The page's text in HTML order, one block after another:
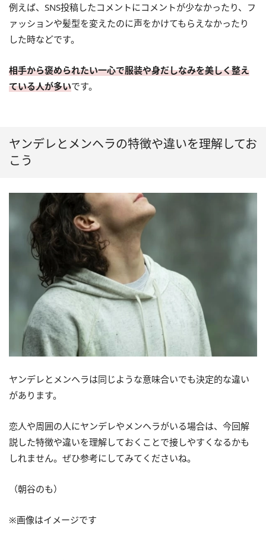
例えば、SNS投稿したコメントにコメントが少なかったり、フ
ァッションや髪型を変えたのに声をかけてもらえなかったり
した時などです。
相手から褒められたい一心で服装や身だしなみを美しく整え
ている人が多いです。
ヤンデレとメンヘラの特徴や違いを理解してお
こう
ヤンデレとメンヘラは同じような意味合いでも決定的な違い
があります。
恋人や周囲の人にヤンデレやメンヘラがいる場合は、今回解
説した特徴や違いを理解しておくことで接しやすくなるかも
しれません。ぜひ参考にしてみてくださいね。
（朝谷のも）
※画像はイメージです